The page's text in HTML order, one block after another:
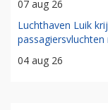
07 aug 26
Luchthaven Luik
04 aug 26